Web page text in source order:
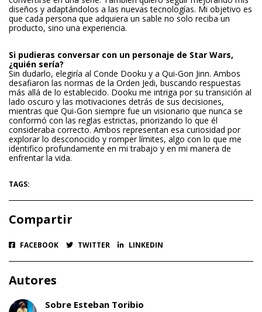
diseños y adaptándolos a las nuevas tecnologías. Mi objetivo es
que cada persona que adquiera un sable no solo reciba un
producto, sino una experiencia.
Si pudieras conversar con un personaje de Star Wars,
¿quién sería?
Sin dudarlo, elegiría al Conde Dooku y a Qui-Gon Jinn. Ambos
desafiaron las normas de la Orden Jedi, buscando respuestas
más allá de lo establecido. Dooku me intriga por su transición al
lado oscuro y las motivaciones detrás de sus decisiones,
mientras que Qui-Gon siempre fue un visionario que nunca se
conformó con las reglas estrictas, priorizando lo que él
consideraba correcto. Ambos representan esa curiosidad por
explorar lo desconocido y romper límites, algo con lo que me
identifico profundamente en mi trabajo y en mi manera de
enfrentar la vida.
TAGS:
Compartir
FACEBOOK TWITTER LINKEDIN
Autores
Sobre Esteban Toribio